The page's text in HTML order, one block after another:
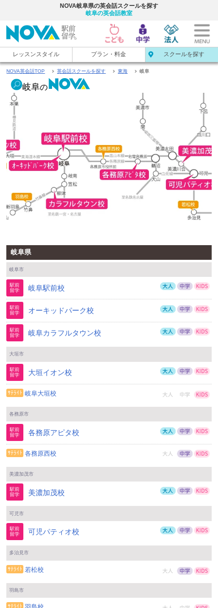
NOVA岐阜県の英会話スクールを探す
岐阜の英会話教室
レッスンスタイル プラン・料金 スクールを探す
NOVA英会話TOP 英会話スクールを探す 東海 岐阜
岐阜の
岐阜県
岐阜市
岐阜駅前校
オーキッドパーク校
岐阜カラフルタウン校
大垣市
大垣イオン校
岐阜大垣校
各務原市
各務原アピタ校
各務原西校
美濃加茂市
美濃加茂校
可児市
可児パティオ校
多治見市
若松校
羽島市